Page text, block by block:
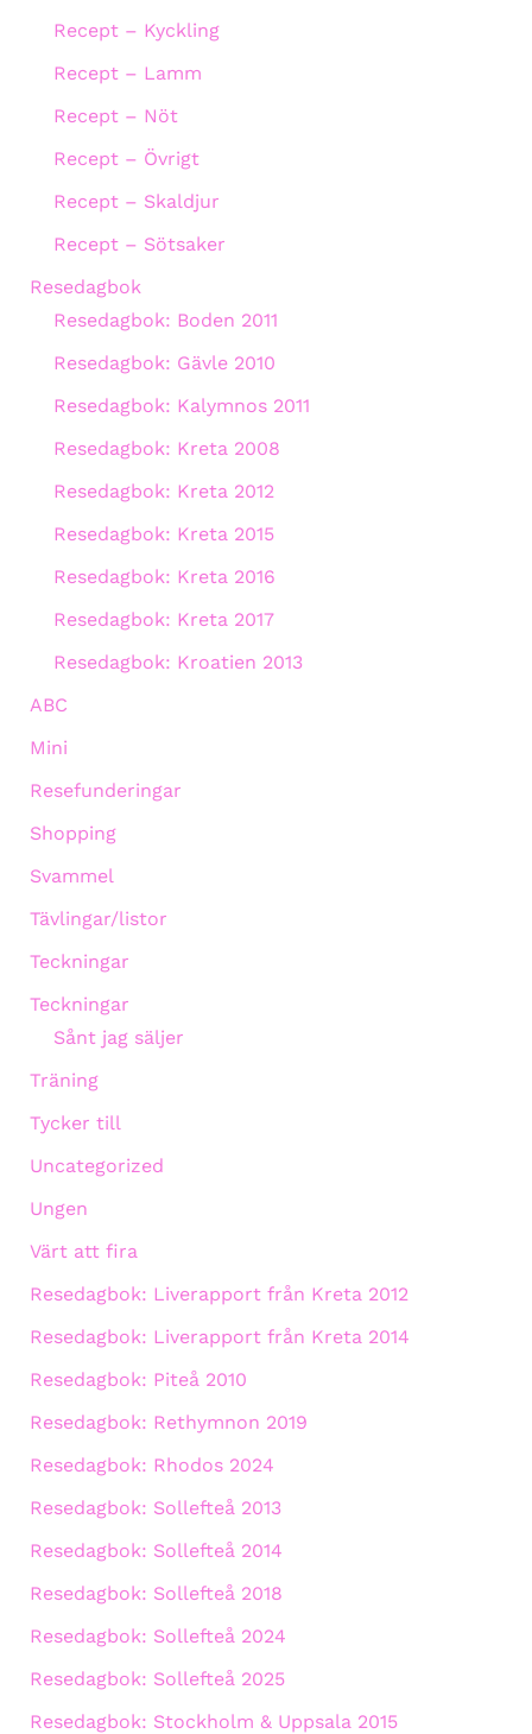
Recept – Kyckling
Recept – Lamm
Recept – Nöt
Recept – Övrigt
Recept – Skaldjur
Recept – Sötsaker
Resedagbok
Resedagbok: Boden 2011
Resedagbok: Gävle 2010
Resedagbok: Kalymnos 2011
Resedagbok: Kreta 2008
Resedagbok: Kreta 2012
Resedagbok: Kreta 2015
Resedagbok: Kreta 2016
Resedagbok: Kreta 2017
Resedagbok: Kroatien 2013
ABC
Mini
Resefunderingar
Shopping
Svammel
Tävlingar/listor
Teckningar
Teckningar
Sånt jag säljer
Träning
Tycker till
Uncategorized
Ungen
Värt att fira
Resedagbok: Liverapport från Kreta 2012
Resedagbok: Liverapport från Kreta 2014
Resedagbok: Piteå 2010
Resedagbok: Rethymnon 2019
Resedagbok: Rhodos 2024
Resedagbok: Sollefteå 2013
Resedagbok: Sollefteå 2014
Resedagbok: Sollefteå 2018
Resedagbok: Sollefteå 2024
Resedagbok: Sollefteå 2025
Resedagbok: Stockholm & Uppsala 2015